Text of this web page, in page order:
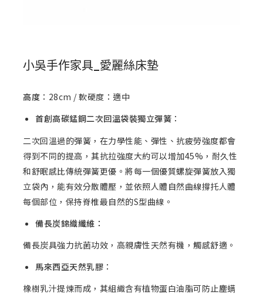
小吳手作家具_愛麗絲床墊
高度 ：28cm / 軟硬度：適中
首創高碳錳鋼二次回溫袋裝獨立彈簧 ：
二次回溫過的彈簧，在力學性能、彈性、抗疲勞強度都會
得到不同的提高，其抗拉強度大約可以增加45%，耐久性
和舒眠感比傳統彈簧更優。將每一個優質螺旋彈簧放入獨
立袋內，能有效分散體壓，並依照人體自然曲線撐托人體
每個部位，保持脊椎最自然的S型曲線。
備長炭錦織纖維：
備長炭具強力抗菌功效，高親膚性天然有機，觸感舒適。
馬來西亞天然乳膠 ：
橡樹乳汁提煉而成，其組織含有植物蛋白油脂可防止塵螨